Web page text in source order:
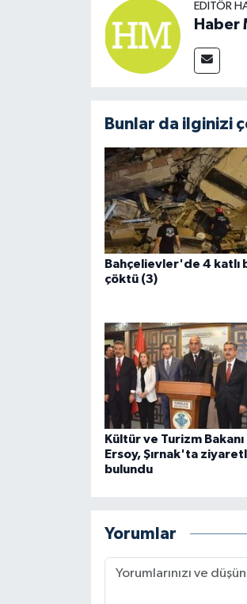
EDITÖR
Haber
Bunlar da ilginizi
Bahçelievler'de 4 katlı
çöktü (3)
Kültür ve Turizm Bakanı
Ersoy, Şırnak'ta
bulundu
Yorumlar